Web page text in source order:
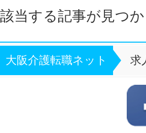
該当する記事が見つ
大阪介護転職ネット 求